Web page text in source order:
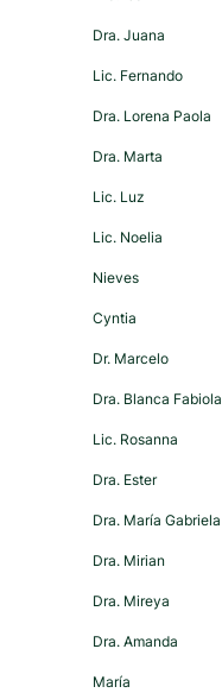
Dra. Juana
Lic. Fernando
Dra. Lorena Paola
Dra. Marta
Lic. Luz
Lic. Noelia
Nieves
Cyntia
Dr. Marcelo
Dra. Blanca Fabiola
Lic. Rosanna
Dra. Ester
Dra. María Gabriela
Dra. Mirian
Dra. Mireya
Dra. Amanda
María